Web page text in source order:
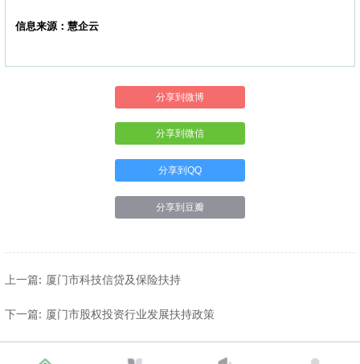
信息来源：慧企云
分享到微博
分享到微信
分享到QQ
分享到豆瓣
上一篇: 厦门市科技信贷及保险扶持
下一篇: 厦门市股权投资行业发展扶持政策